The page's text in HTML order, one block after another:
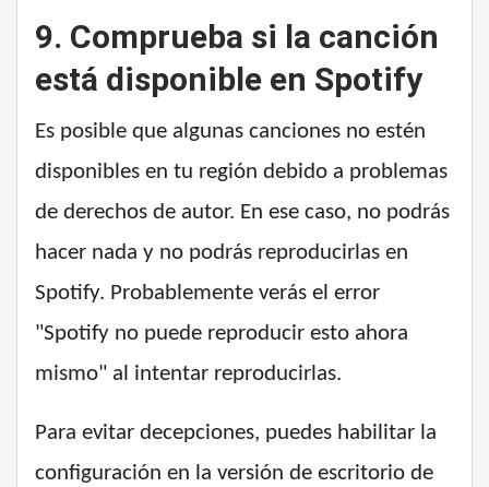
9. Comprueba si la canción
está disponible en Spotify
Es posible que algunas canciones no estén
disponibles en tu región debido a problemas
de derechos de autor. En ese caso, no podrás
hacer nada y no podrás reproducirlas en
Spotify. Probablemente verás el error
"Spotify no puede reproducir esto ahora
mismo" al intentar reproducirlas.
Para evitar decepciones, puedes habilitar la
configuración en la versión de escritorio de